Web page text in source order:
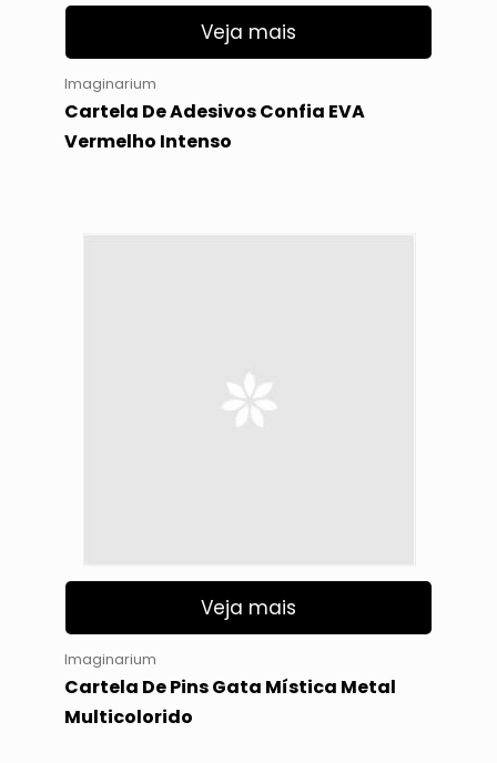
Veja mais
Imaginarium
Cartela De Adesivos Confia EVA
Vermelho Intenso
Veja mais
Imaginarium
Cartela De Pins Gata Mística Metal
Multicolorido